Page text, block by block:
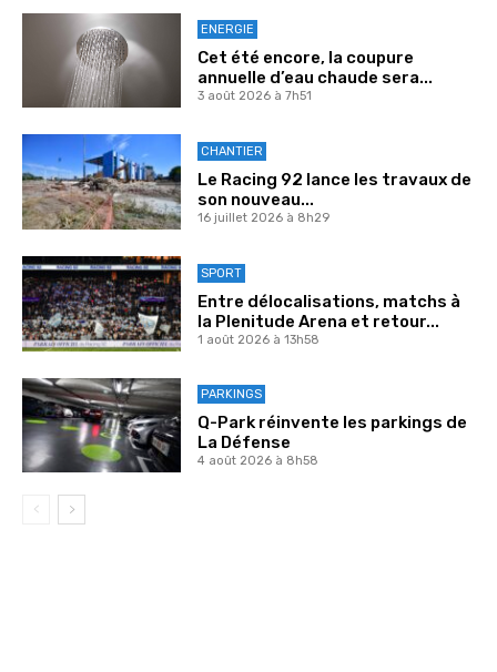
ENERGIE
Cet été encore, la coupure
annuelle d’eau chaude sera...
3 août 2026 à 7h51
CHANTIER
Le Racing 92 lance les travaux de
son nouveau...
16 juillet 2026 à 8h29
SPORT
Entre délocalisations, matchs à
la Plenitude Arena et retour...
1 août 2026 à 13h58
PARKINGS
Q-Park réinvente les parkings de
La Défense
4 août 2026 à 8h58